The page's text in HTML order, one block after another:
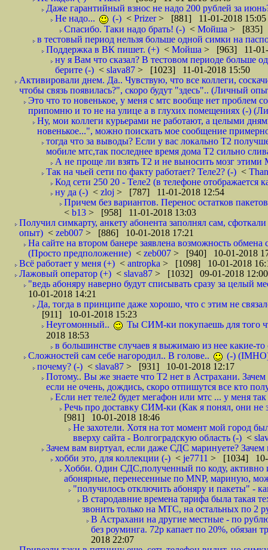
Даже гарантийный взнос не надо 200 рублей за
Не надо...
(-) < Prizer> [881] 11-01-2018 15:05
Спасибо. Таки надо брать! (-) < Мойша > [835]
в тестовый период нельзя больше одной симки на
Поддержка в ВК пишет. (+) < Мойша > [963] 11-01-
ну я Вам что сказал? В тестовом периоде больше
берите (-) < slava87 > [1023] 11-01-2018 15:50
Активировали днем. Да.. Чувствую, что все коллеги,
чтобы связь появилась?", скоро будут "здесь".. (Личный
Это что то новенькое, у меня с мтс вообще нет проблем
припомню и то не на улице а в глухих помещениях (-)
Ну, мои коллеги курьерами не работают, а целыми
новенькое...", можно поискать мое сообщение
тогда что за выводы? Если у вас локально Т2
мобиле мтс,так последнее время дома Т2 сильно
А не проще ли взять Т2 и не выносить мозг
Так на чьей сети по факту работает? Теле2? (-) <
Код сети 250 20 - Теле2 (в телефоне отображается
ну да (-) < zloj > [787] 11-01-2018 12:54
Причем без вариантов. Перенос остатков
< b13 > [958] 11-01-2018 13:03
Получил симкарту, анкету абонента заполнял сам,
опыт) < zeb007 > [886] 10-01-2018 17:21
На сайте на втором банере заявлена возможность
(Просто предположение) < zeb007 > [940] 10-01-2018
Всё работает у меня (+) < antropka > [1098] 10-01-2018
Лажовый оператор (+) < slava87 > [1032] 09-01-2018 12:00
"ведь абоняру наверно будут списывать сразу за целый
10-01-2018 14:21
Да, тогда в принципе даже хорошо, что с этим не
[911] 10-01-2018 15:23
Неугомонный..
Ты СИМ-ки покупаешь для того
2018 18:53
в большинстве случаев я выжимаю из нее какие-то
Сложностей сам себе нагородил.. В голове..
(-)
почему? (-) < slava87 > [931] 10-01-2018 12:17
Потому.. Вы же знаете что Т2 нет в Астрахани.
если не очень, дождись, скоро отпишутся все кто
Если нет теле2 будет мегафон или мтс ... у меня
Речь про доставку СИМ-ки (Как я понял, они не
[981] 10-01-2018 18:46
Не захотели. Хотя на тот момент мой город
вверху сайта - Волгоградскую область (-) <
Зачем вам виртуал, если даже СДС маринуете?
хобби это, для коллекции (-) < je7711 > [1034] 10-
Хобби. Один СДС,полученный по коду, активно
абонярные, перенесенные по MNP, мариную,
"получилось отключить абоняру и пакеты" -
В стародавние времена тарифа была такая
звонить только на МТС, на остальных по 2
В Астрахани на другие местные - по
без роуминга. 72р капает по 20%, обязан
2018 22:07